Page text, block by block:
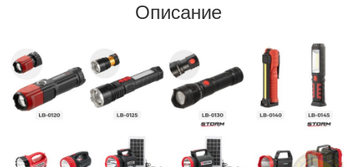
Описание